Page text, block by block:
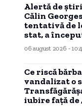
Alertă de
Călin
tentativă de
stat, a
supremă
CAB.
06 august 2026 -
Ce riscă
vandalizat o
iubire față de